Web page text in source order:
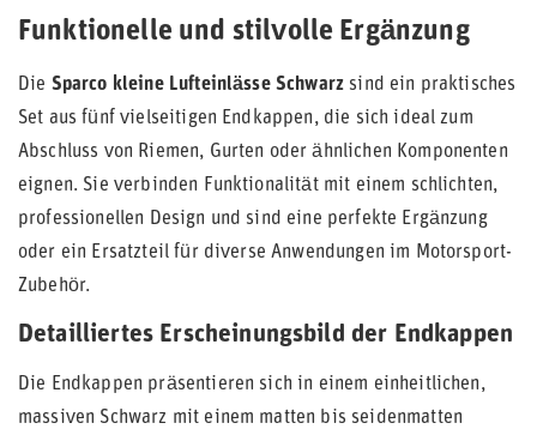
Funktionelle und stilvolle Ergänzung
Die Sparco kleine Lufteinlässe Schwarz sind ein praktisches
Set aus fünf vielseitigen Endkappen, die sich ideal zum
Abschluss von Riemen, Gurten oder ähnlichen Komponenten
eignen. Sie verbinden Funktionalität mit einem schlichten,
professionellen Design und sind eine perfekte Ergänzung
oder ein Ersatzteil für diverse Anwendungen im Motorsport-
Zubehör.
Detailliertes Erscheinungsbild der Endkappen
Die Endkappen präsentieren sich in einem einheitlichen,
massiven Schwarz mit einem matten bis seidenmatten